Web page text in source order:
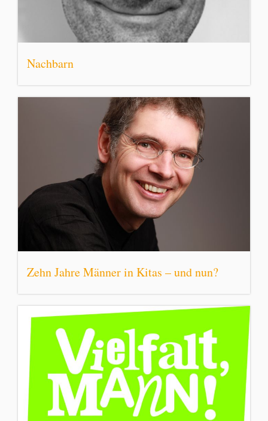
Nachbarn
Zehn Jahre Männer in Kitas – und nun?